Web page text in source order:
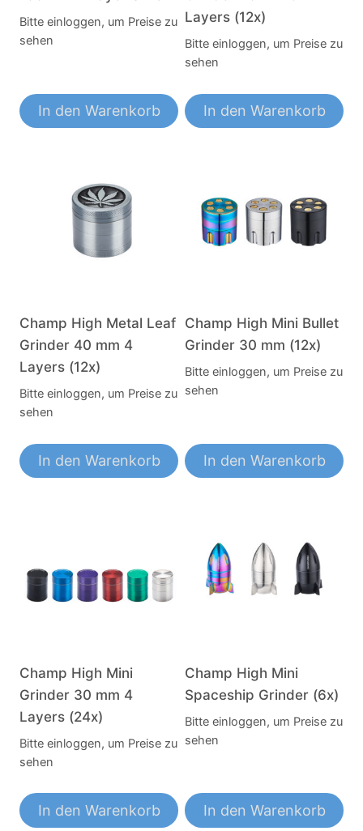
Bitte einloggen, um Preise zu
sehen
In den Warenkorb
Layers (12x)
Bitte einloggen, um Preise zu
sehen
In den Warenkorb
Champ High Metal Leaf
Grinder 40 mm 4
Layers (12x)
Bitte einloggen, um Preise zu
sehen
In den Warenkorb
Champ High Mini Bullet
Grinder 30 mm (12x)
Bitte einloggen, um Preise zu
sehen
In den Warenkorb
Champ High Mini
Grinder 30 mm 4
Layers (24x)
Bitte einloggen, um Preise zu
sehen
In den Warenkorb
Champ High Mini
Spaceship Grinder (6x)
Bitte einloggen, um Preise zu
sehen
In den Warenkorb